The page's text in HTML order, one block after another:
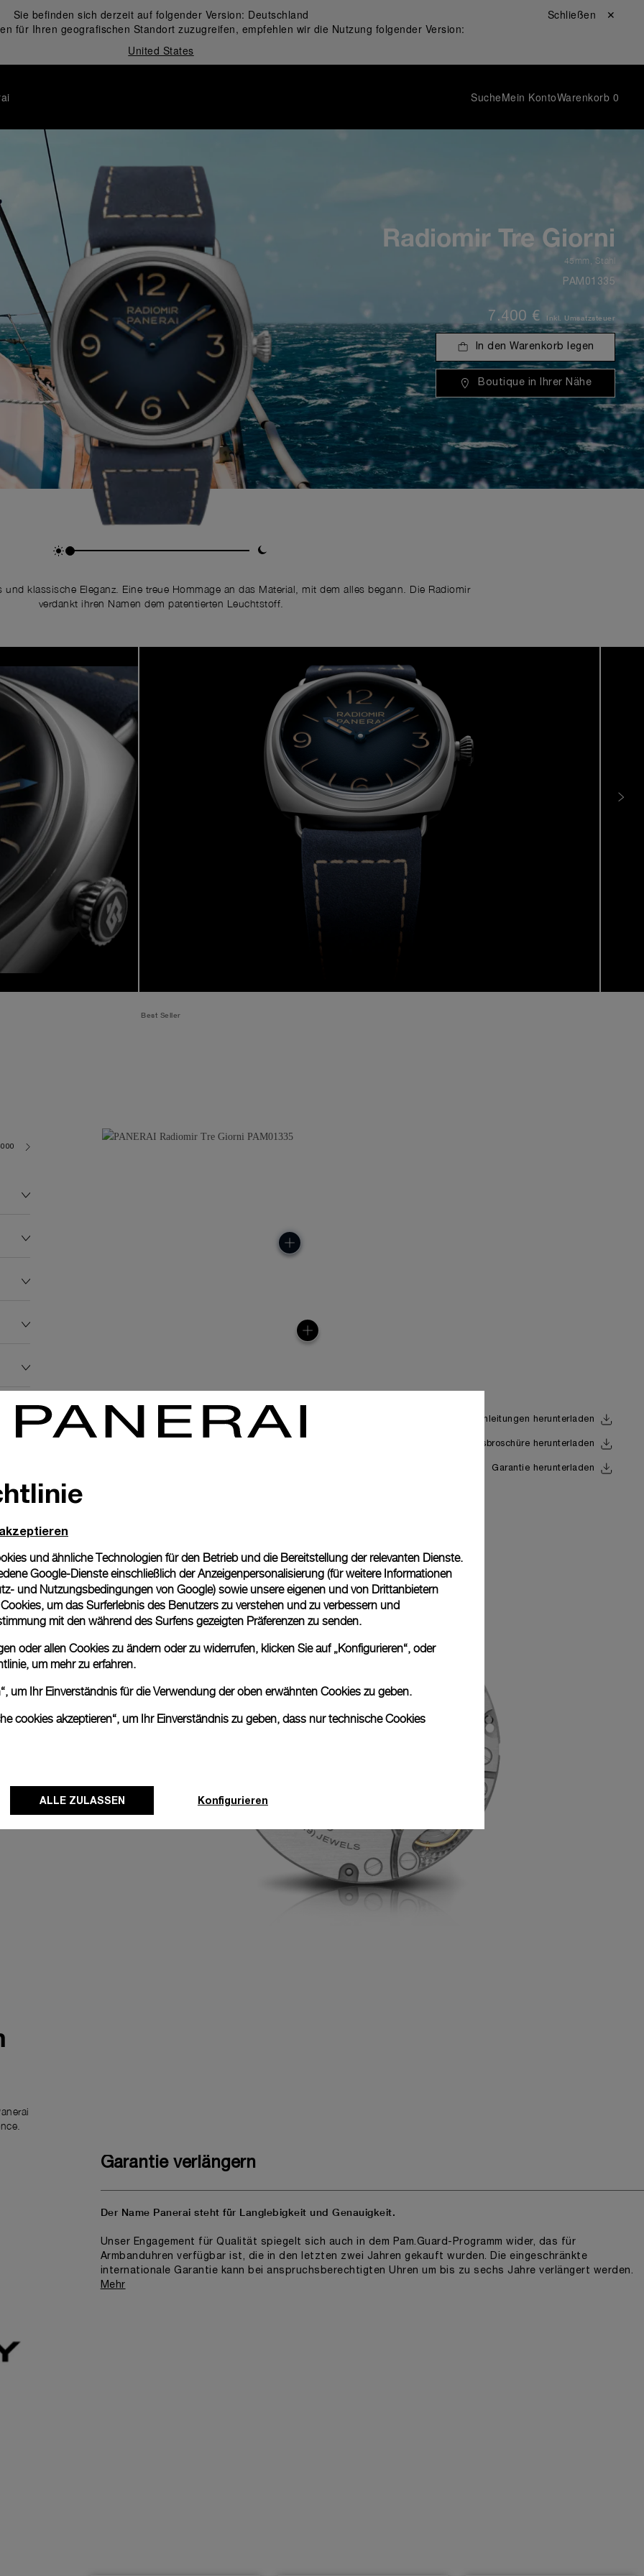
Sie befinden sich derzeit auf folgender Version: Deutschland
für Ihren geografischen Standort zuzugreifen, empfehlen wir die Nutzung folgender Version:
United States
Schließen ✕
SucheMein KontoWarenkorb 0
Radiomir Tre Giorni
45mm Stahl
PAM01335
7.400 € Inkl. Umsatzsteuer
In den Warenkorb legen
Boutique in Ihrer Nähe
und klassische Eleganz. Eine treue Hommage an das Material, mit dem alles begann. Die Radiomir
verdankt ihren Namen dem patentierten Leuchtstoff.
Best Seller
Anleitungen herunterladen
Uhrwerksbroschüre herunterladen
Garantie herunterladen
Es hat einen
sicher positioniert,
verfügt das
Sekundenzeiger
eine präzise
Garantie verlängern
Der Name Panerai steht für Langlebigkeit und Genauigkeit.
Unser Engagement für Qualität spiegelt sich auch in dem Pam.Guard-Programm wider, das für
Armbanduhren verfügbar ist, die in den letzten zwei Jahren gekauft wurden. Die eingeschränkte
internationale Garantie kann bei anspruchsberechtigten Uhren um bis zu sechs Jahre verlängert werden.
Mehr
und ähnliche Technologien für den Betrieb und die Bereitstellung der relevanten Dienste.
Google-Dienste einschließlich der Anzeigenpersonalisierung (für weitere Informationen
und Nutzungsbedingungen von Google) sowie unsere eigenen und von Drittanbietern
um das Surferlebnis des Benutzers zu verstehen und zu verbessern und
mit den während des Surfens gezeigten Präferenzen zu senden.
oder allen Cookies zu ändern oder zu widerrufen, klicken Sie auf „Konfigurieren“, oder
, um mehr zu erfahren.
um Ihr Einverständnis für die Verwendung der oben erwähnten Cookies zu geben.
cookies akzeptieren“, um Ihr Einverständnis zu geben, dass nur technische Cookies
ALLE ZULASSEN Konfigurieren